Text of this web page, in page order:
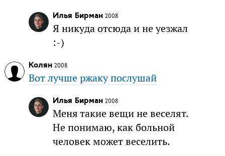
Илья Бирман 2008
Я никуда отсюда и не уезжал
:-)
Колян 2008
Вот лучше ржаку послушай
Илья Бирман 2008
Меня такие вещи не веселят.
Не понимаю, как больной
человек может веселить.